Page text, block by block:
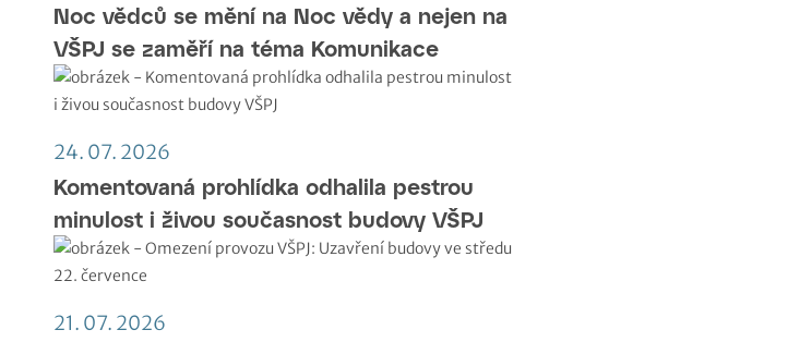
Noc vědců se mění na Noc vědy a nejen na
VŠPJ se zaměří na téma Komunikace
24. 07. 2026
Komentovaná prohlídka odhalila pestrou
minulost i živou současnost budovy VŠPJ
21. 07. 2026